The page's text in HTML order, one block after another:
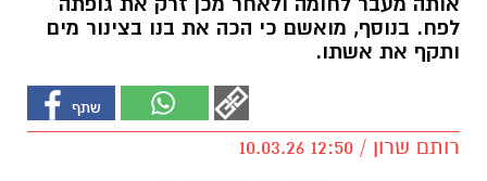
לפח. בנוסף, מואשם כי הכה את בנו בצינור מים
ותקף את אשתו.
רותם שרון / 12:50 10.03.26